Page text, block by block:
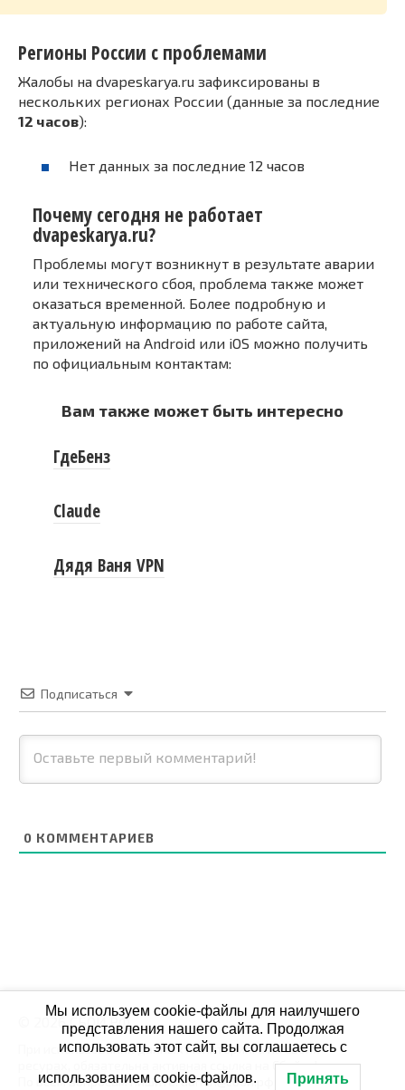
Регионы России с проблемами
Жалобы на dvapeskarya.ru зафиксированы в
нескольких регионах России (данные за последние
12 часов):
Нет данных за последние 12 часов
Почему сегодня не работает
dvapeskarya.ru?
Проблемы могут возникнут в результате аварии
или технического сбоя, проблема также может
оказаться временной. Более подробную и
актуальную информацию по работе сайта,
приложений на Android или iOS можно получить
по официальным контактам:
Вам также может быть интересно
ГдеБенз
Claude
Дядя Ваня VPN
Подписаться
0 КОММЕНТАРИЕВ
© 2026 СБОЙ.РФ
При использовании данных мониторинга на своих
ресурах, обязательна активная ссылка на Сбой.рф
По всем вопросам пишите: admin@сбой.рф
Мы используем cookie-файлы для наилучшего
представления нашего сайта. Продолжая
использовать этот сайт, вы соглашаетесь с
использованием cookie-файлов. Принять